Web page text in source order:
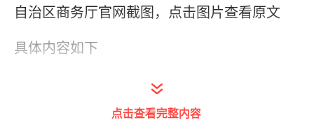
自治区商务厅官网截图，点击图片查看原文
具体内容如下
根据《国家发展改革委 财政部关于2025年加
力扩围实施大规模设备更新和消费品以旧换新
点击查看完整内容